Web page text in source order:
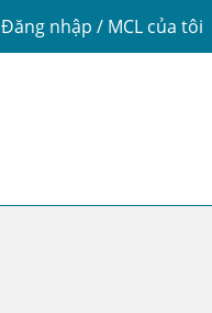
Login / My
Đăng nhập / MCL của tôi